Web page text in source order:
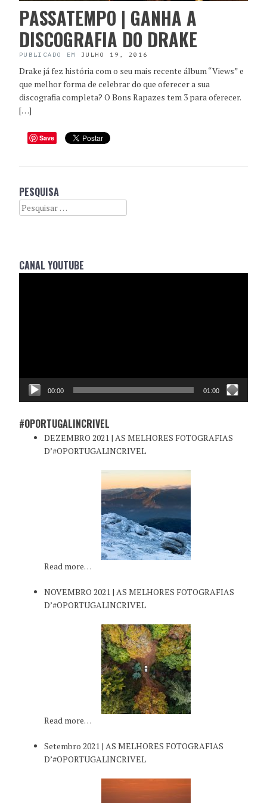
PASSATEMPO | GANHA A
DISCOGRAFIA DO DRAKE
PUBLICADO EM JULHO 19, 2016
Drake já fez história com o seu mais recente álbum “Views” e
que melhor forma de celebrar do que oferecer a sua
discografia completa? O Bons Rapazes tem 3 para oferecer.
[…]
Save
PESQUISA
Search
CANAL YOUTUBE
00:00 01:00
#OPORTUGALINCRIVEL
DEZEMBRO 2021 | AS MELHORES FOTOGRAFIAS
D’#OPORTUGALINCRIVEL
Read more…
NOVEMBRO 2021 | AS MELHORES FOTOGRAFIAS
D’#OPORTUGALINCRIVEL
Read more…
Setembro 2021 | AS MELHORES FOTOGRAFIAS
D’#OPORTUGALINCRIVEL